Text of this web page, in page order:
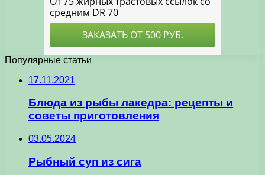
Популярные статьи
17.11.2021
Блюда из рыбы лакедра: рецепты и
советы приготовления
03.05.2024
Рыбный суп из сига